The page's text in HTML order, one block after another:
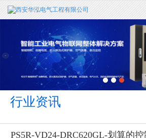
行业资讯
PS5R-VD24​-DRC620GL-划算的